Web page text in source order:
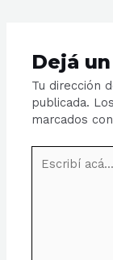
Dejá
Tu dirección
publicada.
marcados con
acá...